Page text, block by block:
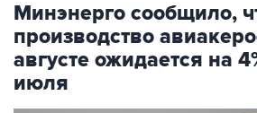
Минэнерго сообщило,
производство
августе ожидается на
июля